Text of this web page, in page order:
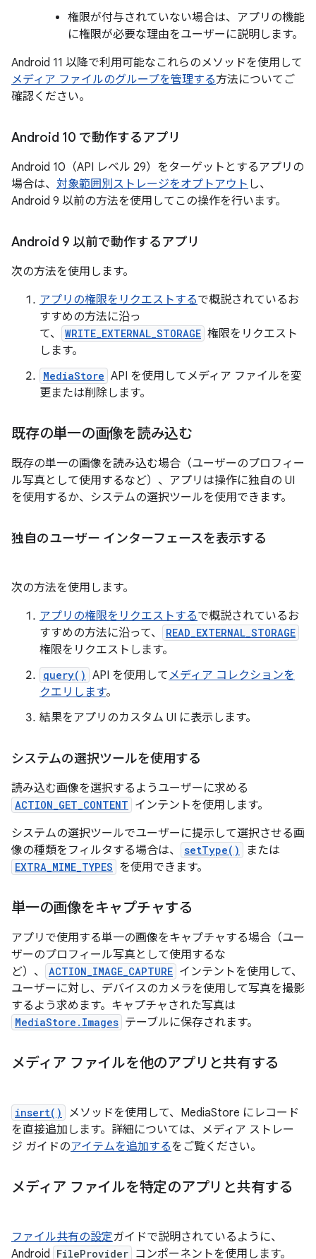
権限が付与されていない場合は、アプリの機能
に権限が必要な理由をユーザーに説明します。
Android 11 以降で利用可能なこれらのメソッドを使用して
メディア ファイルのグループを管理する方法についてご
確認ください。
Android 10 で動作するアプリ
Android 10（API レベル 29）をターゲットとするアプリの
場合は、 対象範囲別ストレージをオプトアウト し、
Android 9 以前の方法を使用してこの操作を行います。
Android 9 以前で動作するアプリ
次の方法を使用します。
アプリの権限をリクエストするで概説されているお
すすめの方法に沿っ
て、
WRITE_EXTERNAL_STORAGE 権限をリクエスト
します。
MediaStore API を使用してメディア ファイルを変
更または削除します。
既存の単一の画像を読み込む
既存の単一の画像を読み込む場合（ユーザーのプロフィー
ル写真として使用するなど）、アプリは操作に独自の UI
を使用するか、システムの選択ツールを使用できます。
独自のユーザー インターフェースを表示する
次の方法を使用します。
アプリの権限をリクエストするで概説されているお
すすめの方法に沿って、
READ_EXTERNAL_STORAGE
権限をリクエストします。
query() API を使用して メディア コレクションを
クエリします。
結果をアプリのカスタム UI に表示します。
システムの選択ツールを使用する
読み込む画像を選択するようユーザーに求める
ACTION_GET_CONTENT インテントを使用します。
システムの選択ツールでユーザーに提示して選択させる画
像の種類をフィルタする場合は、
setType() または
EXTRA_MIME_TYPES を使用できます。
単一の画像をキャプチャする
アプリで使用する単一の画像をキャプチャする場合（ユー
ザーのプロフィール写真として使用するな
ど）、
ACTION_IMAGE_CAPTURE インテントを使用して、
ユーザーに対し、デバイスのカメラを使用して写真を撮影
するよう求めます。キャプチャされた写真は
MediaStore.Images テーブルに保存されます。
メディア ファイルを他のアプリと共有する
insert()
メソッドを使用して、MediaStore にレコード
を直接追加します。詳細については、メディア ストレー
ジ ガイドのアイテムを追加するをご覧ください。
メディア ファイルを特定のアプリと共有する
ファイル共有の設定ガイドで説明されているように、
Android FileProvider コンポーネントを使用します。